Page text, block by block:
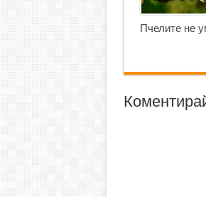
Пчелите не